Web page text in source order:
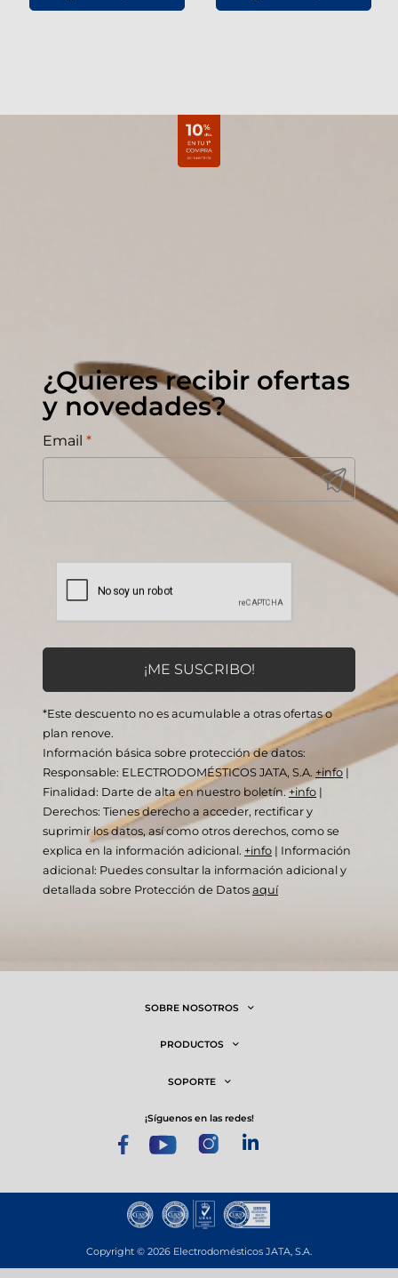
¿Quieres recibir ofertas
y novedades?
Email *
*Este descuento no es acumulable a otras ofertas o
plan renove.
Información básica sobre protección de datos:
Responsable: ELECTRODOMÉSTICOS JATA, S.A. +info |
Finalidad: Darte de alta en nuestro boletín.+info |
Derechos: Tienes derecho a acceder, rectificar y
suprimir los datos, así como otros derechos, como se
explica en la información adicional. +info | Información
adicional: Puedes consultar la información adicional y
detallada sobre Protección de Datos aquí
SOBRE NOSOTROS
PRODUCTOS
SOPORTE
¡síguenos en las redes!
Copyright © 2026 Electrodomésticos JATA, S.A.